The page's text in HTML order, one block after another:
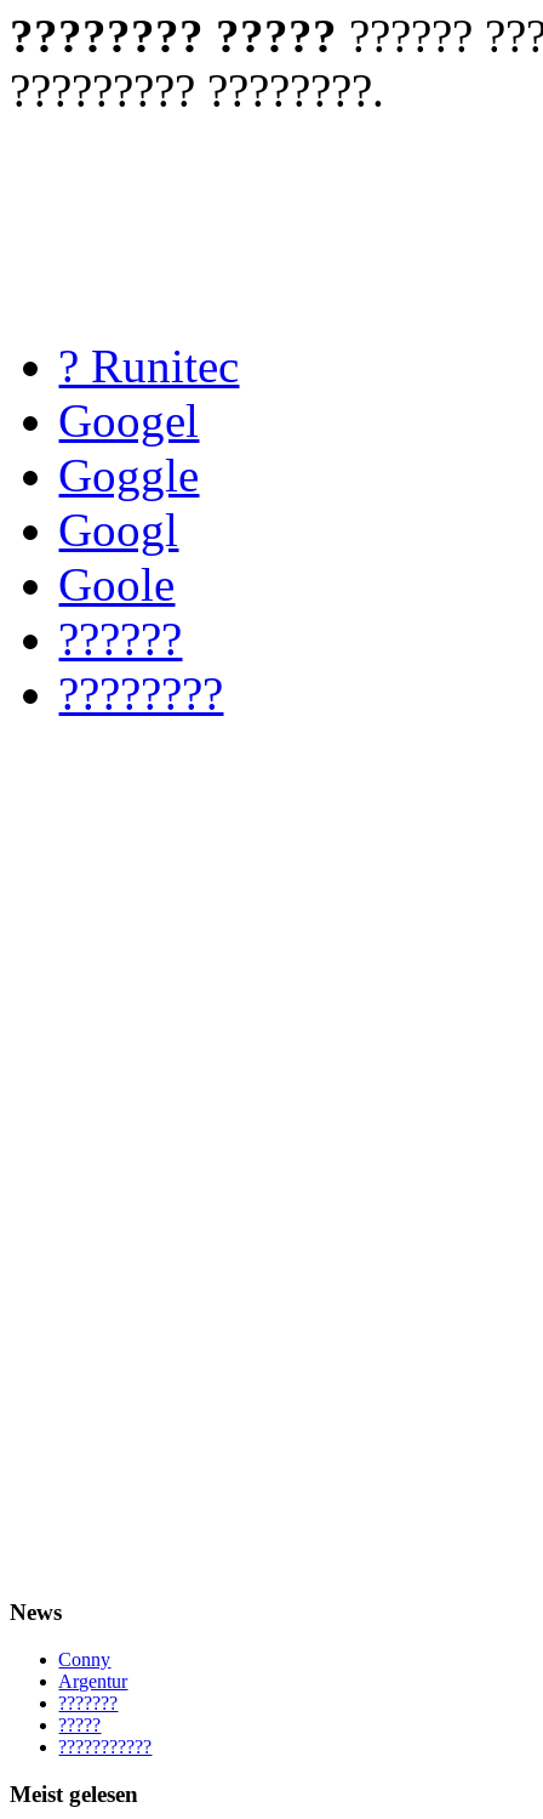
???????? ????? ??????
????????? ????????.
? Runitec
Googel
Goggle
Googl
Goole
??????
????????
News
Conny
Argentur
???????
?????
???????????
Meist gelesen